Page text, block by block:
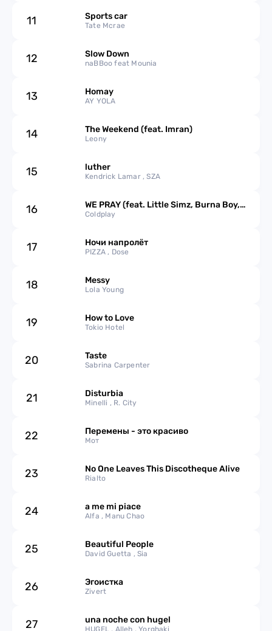
2011
2007
11 Sports car
Tate Mcrae
12 Slow Down
naBBoo feat Mounia
13 Homay
AY YOLA
14 The Weekend (feat. Imran)
Leony
15 luther
Kendrick Lamar , SZA
16
WE PRAY (feat. Little Simz, Burna Boy,
Elyanna & TINI)
Coldplay
17 Ночи напролёт
PIZZA , Dose
18 Messy
Lola Young
19 How to Love
Tokio Hotel
20 Taste
Sabrina Carpenter
21 Disturbia
Minelli , R. City
22 Перемены - это красиво
Мот
23 No One Leaves This Discotheque Alive
Rialto
24 a me mi piace
Alfa , Manu Chao
25 Beautiful People
David Guetta , Sia
26 Эгоистка
Zivert
27 una noche con hugel
HUGEL , Alleh , Yorghaki